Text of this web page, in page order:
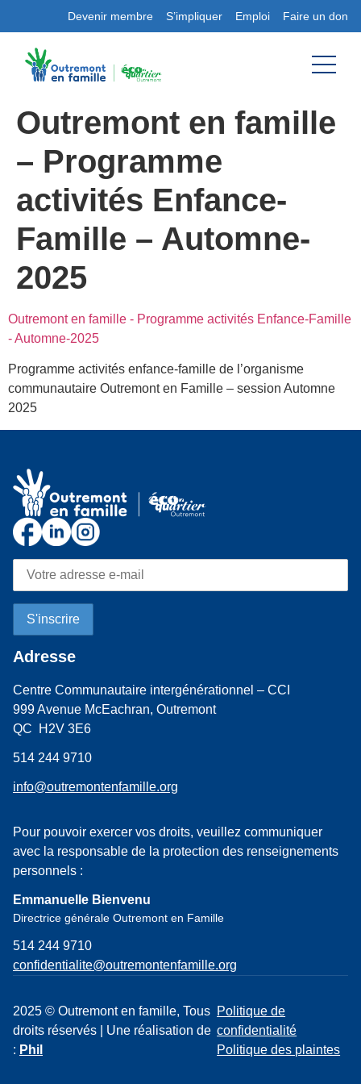
Devenir membre S’impliquer Emploi Faire un don
Outremont en famille
– Programme
activités Enfance-
Famille – Automne-
2025
Outremont en famille - Programme activités Enfance-Famille
- Automne-2025
Programme activités enfance-famille de l’organisme
communautaire Outremont en Famille – session Automne
2025
Adresse
Centre Communautaire intergénérationnel – CCI
999 Avenue McEachran, Outremont
QC H2V 3E6
514 244 9710
info@outremontenfamille.org
Pour pouvoir exercer vos droits, veuillez communiquer
avec la responsable de la protection des renseignements
personnels :
Emmanuelle Bienvenu
Directrice générale Outremont en Famille
514 244 9710
confidentialite@outremontenfamille.org
2025 © Outremont en famille, Tous
droits réservés | Une réalisation de
: Phil
Politique de
confidentialité
Politique des plaintes